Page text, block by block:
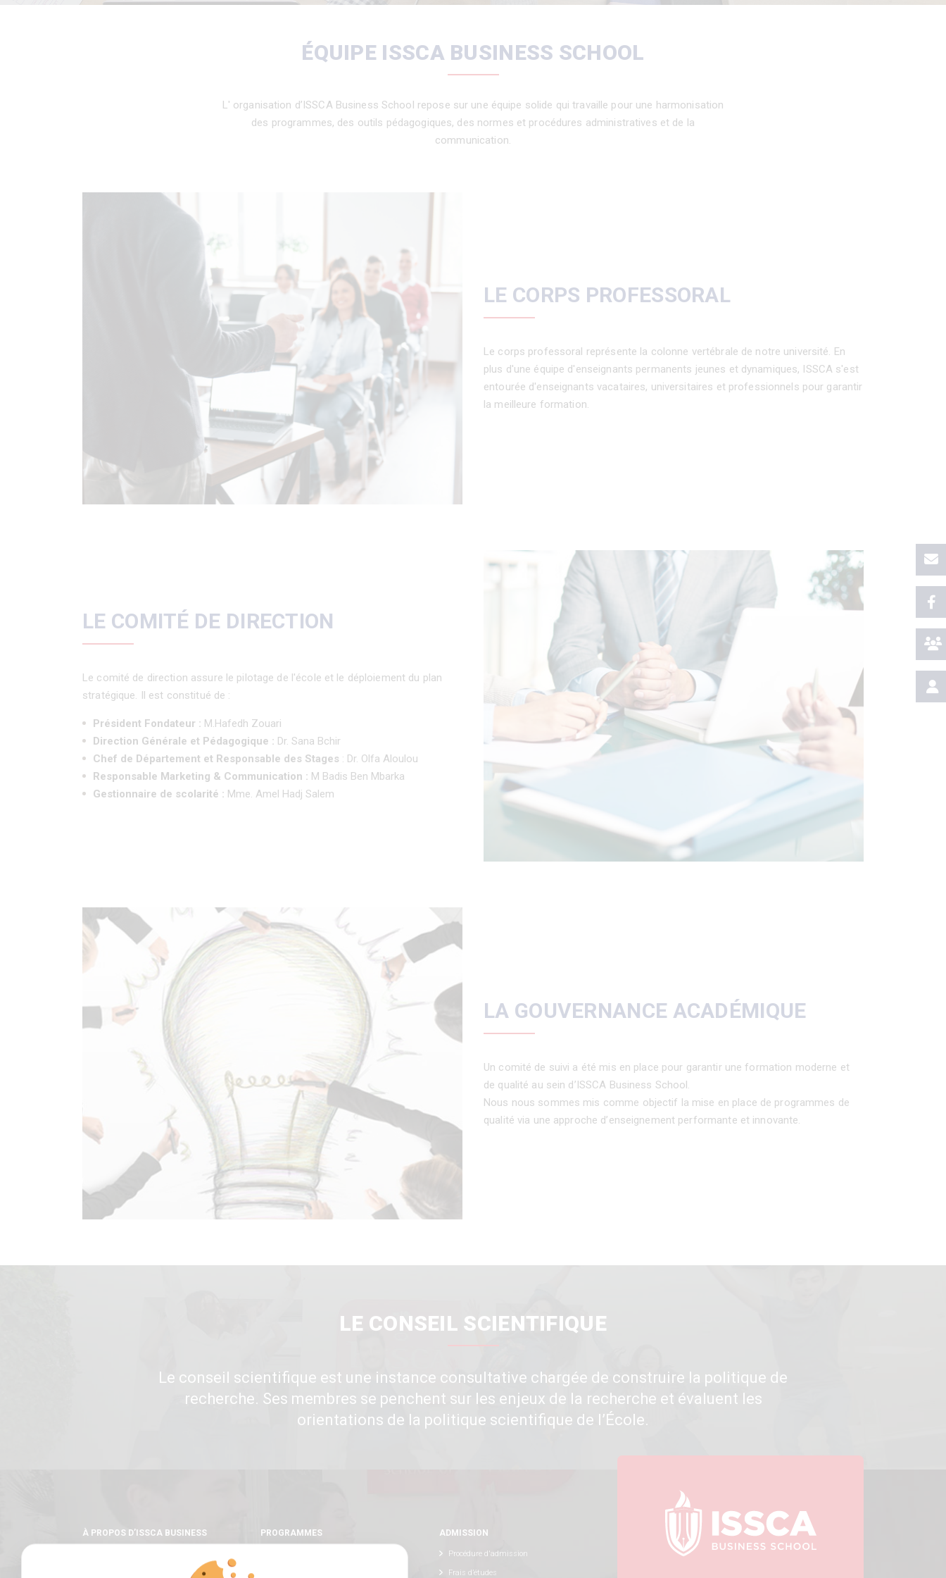
ÉQUIPE ISSCA BUSINESS SCHOOL
L' organisation d’ISSCA Business School repose sur une équipe solide qui travaille pour une harmonisation
des programmes, des outils pédagogiques, des normes et procédures administratives et de la
communication.
LE CORPS PROFESSORAL
Le corps professoral représente la colonne vertébrale de notre université. En
plus d'une équipe d'enseignants permanents jeunes et dynamiques, ISSCA s'est
entourée d'enseignants vacataires, universitaires et professionnels pour garantir
la meilleure formation.
LE COMITÉ DE DIRECTION
Le comité de direction assure le pilotage de l'école et le déploiement du plan
stratégique. Il est constitué de :
Président Fondateur : M.Hafedh Zouari
Direction Générale et Pédagogique : Dr. Sana Bchir
Chef de Département et Responsable des Stages : Dr. Olfa Aloulou
Responsable Marketing & Communication : M Badis Ben Mbarka
Gestionnaire de scolarité : Mme. Amel Hadj Salem
LA GOUVERNANCE ACADÉMIQUE
Un comité de suivi a été mis en place pour garantir une formation moderne et
de qualité au sein d’ISSCA Business School.
Nous nous sommes mis comme objectif la mise en place de programmes de
qualité via une approche d’enseignement performante et innovante.
LE CONSEIL SCIENTIFIQUE
Le conseil scientifique est une instance consultative chargée de construire la politique de
recherche. Ses membres se penchent sur les enjeux de la recherche et évaluent les
orientations de la politique scientifique de l’École.
À PROPOS D’ISSCA BUSINESS PROGRAMMES ADMISSION
Procédure d'admission
Frais d’études